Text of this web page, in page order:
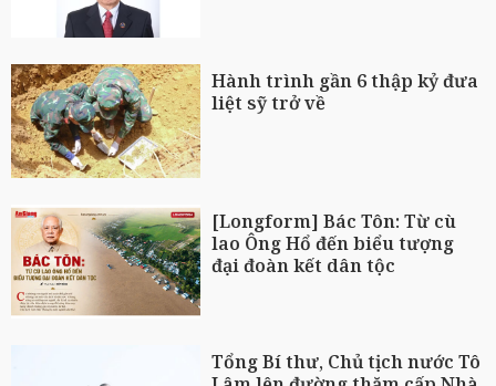
Hành trình gần 6 thập kỷ đưa
liệt sỹ trở về
[Longform] Bác Tôn: Từ cù
lao Ông Hổ đến biểu tượng
đại đoàn kết dân tộc
Tổng Bí thư, Chủ tịch nước Tô